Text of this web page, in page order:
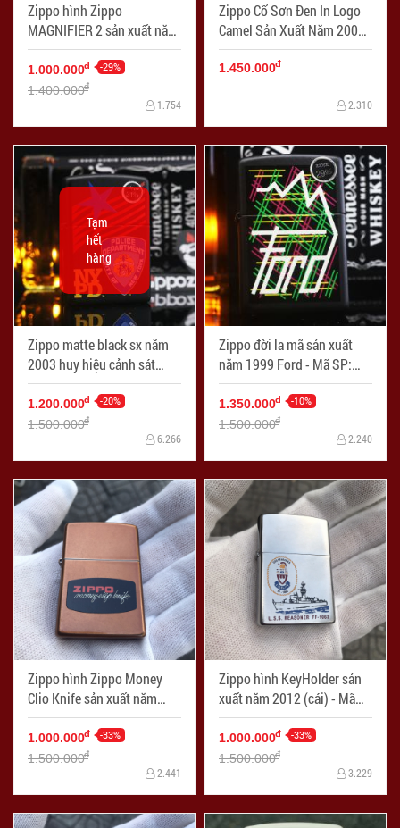
Zippo hình Zippo
MAGNIFIER 2 sản xuất năm
2012 (cái) - Mã SP:
ZPC3233-11
1.000.000đ -29%
1.400.000đ
1.754
Zippo Cổ Sơn Đen In Logo
Camel Sản Xuất Năm 2000 -
Mã SP: ZPC2428-9
1.450.000đ
2.310
Zippo matte black sx năm
2003 huy hiệu cảnh sát
New York - Mã SP:
ZPC2211-4
Tạm
hết
hàng
1.200.000đ -20%
1.500.000đ
6.266
Zippo đời la mã sản xuất
năm 1999 Ford - Mã SP:
ZPC2261-6
1.350.000đ -10%
1.500.000đ
2.240
Zippo hình Zippo Money
Clio Knife sản xuất năm
2012 (cái) - Mã SP:
ZPC3233-10
1.000.000đ -33%
1.500.000đ
2.441
Zippo hình KeyHolder sản
xuất năm 2012 (cái) - Mã
SP: ZPC3233-16
1.000.000đ -33%
1.500.000đ
3.229